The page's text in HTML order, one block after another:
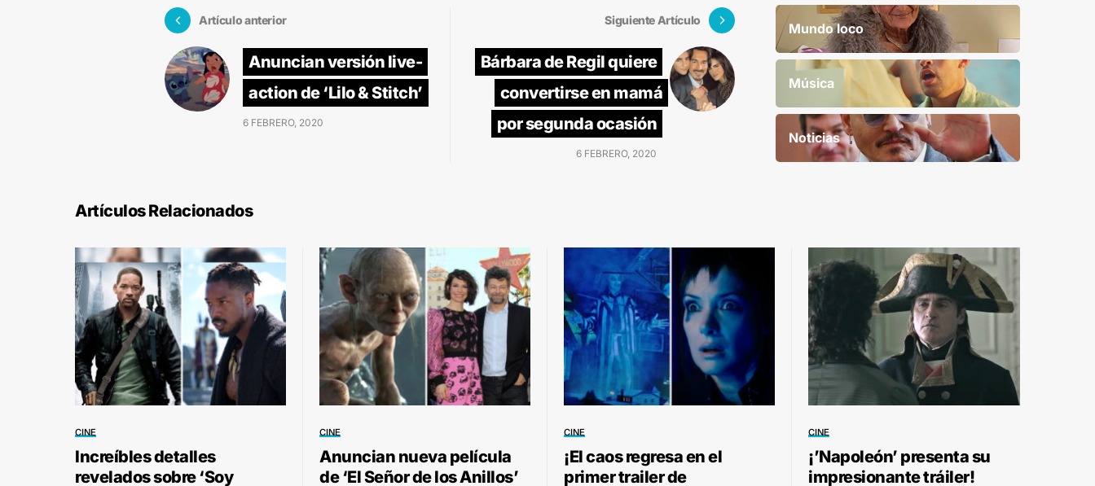
Artículo anterior
Anuncian versión live-
action de ‘Lilo & Stitch’
6 FEBRERO, 2020
Siguiente Artículo
Bárbara de Regil quiere
convertirse en mamá
por segunda ocasión
6 FEBRERO, 2020
Mundo loco
Música
Noticias
Artículos Relacionados
CINE
Increíbles detalles
revelados sobre ‘Soy
CINE
Anuncian nueva película
de ‘El Señor de los Anillos’
CINE
¡El caos regresa en el
primer trailer de
CINE
¡’Napoleón’ presenta su
impresionante tráiler!